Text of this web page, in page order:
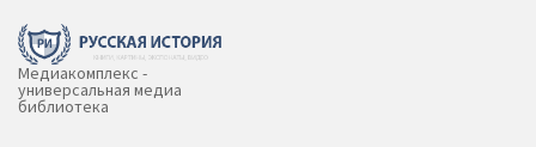
Медиакомплекс -
универсальная медиа
библиотека